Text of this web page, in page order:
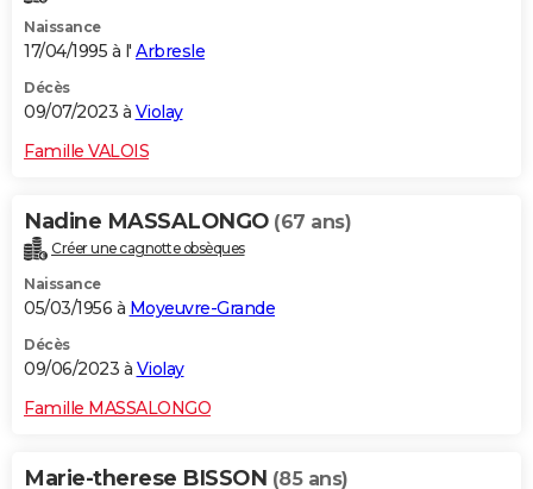
Naissance
17/04/1995 à l' Arbresle
Décès
09/07/2023 à Violay
Famille VALOIS
Nadine MASSALONGO (67 ans)
Créer une cagnotte obsèques
Naissance
05/03/1956 à Moyeuvre-Grande
Décès
09/06/2023 à Violay
Famille MASSALONGO
Marie-therese BISSON (85 ans)